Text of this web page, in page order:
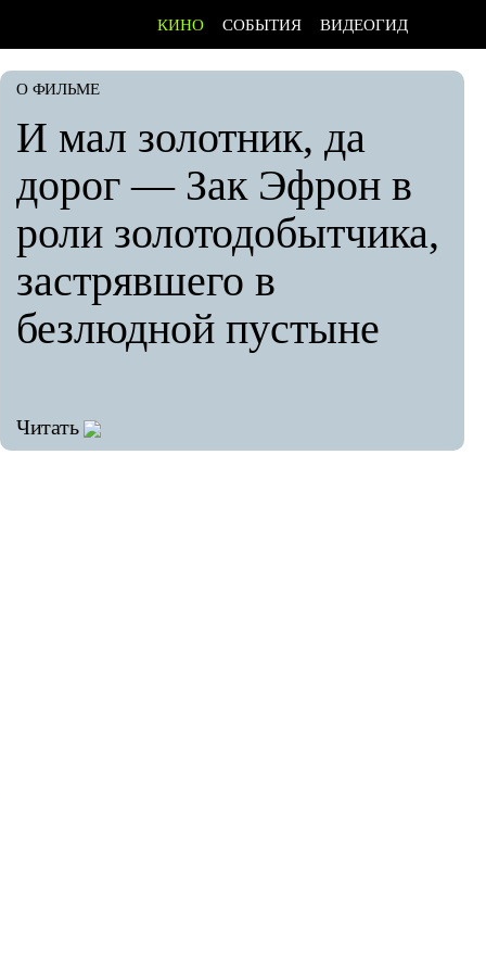
КИНО СОБЫТИЯ ВИДЕОГИД
О ФИЛЬМЕ
И мал золотник, да
дорог — Зак Эфрон в
роли золотодобытчика,
застрявшего в
безлюдной пустыне
Читать